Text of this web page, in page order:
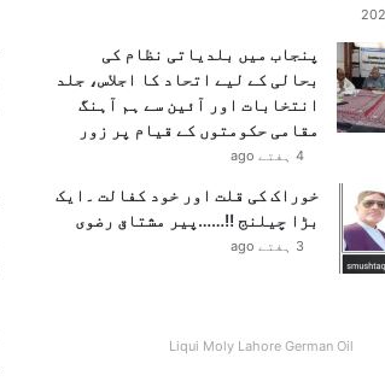
پنجاب میں بلدیاتی نظام کی
بحالی کے لیے اتحاد کا اجلاس، جلد
انتخابات اور آئین سے ہم آہنگ
مقامی حکومتوں کے قیام پر زور
4 ہفتے ago
خوراک کی قلت اور خود کفالت ۔ایک
بڑا چیلنج !!……پیر مشتاق رضوی
3 ہفتے ago
Liqui Moly Lahore German Oil